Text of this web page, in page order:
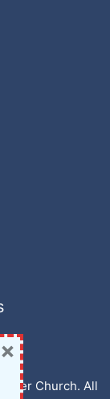
Church. All
×